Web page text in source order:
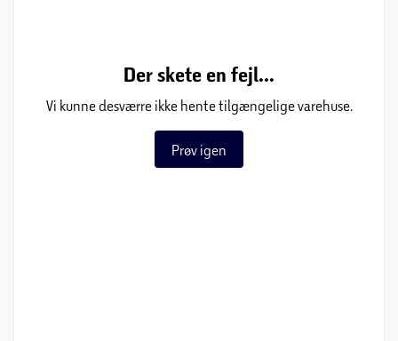
Der skete en fejl...
Vi kunne desværre ikke hente tilgængelige varehuse.
Prøv igen